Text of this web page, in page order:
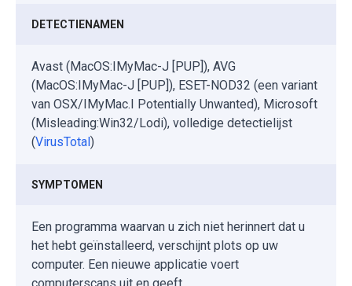
DETECTIENAMEN
Avast (MacOS:IMyMac-J [PUP]), AVG
(MacOS:IMyMac-J [PUP]), ESET-NOD32 (een variant
van OSX/IMyMac.I Potentially Unwanted), Microsoft
(Misleading:Win32/Lodi), volledige detectielijst
(VirusTotal )
SYMPTOMEN
Een programma waarvan u zich niet herinnert dat u
het hebt geïnstalleerd, verschijnt plots op uw
computer. Een nieuwe applicatie voert